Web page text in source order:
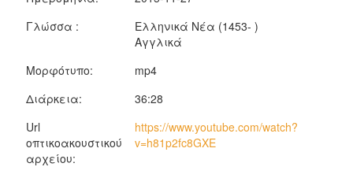
Γλώσσα :
Ελληνικά Νέα (1453- )
Αγγλικά
Μορφότυπο:
mp4
Διάρκεια:
36:28
Url
οπτικοακουστικού
αρχείου:
https://www.youtube.com/watch?
v=h81p2fc8GXE